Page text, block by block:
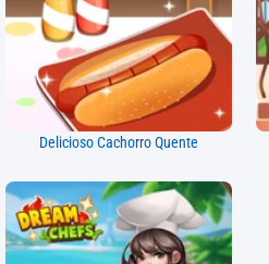
Delicioso Cachorro Quente